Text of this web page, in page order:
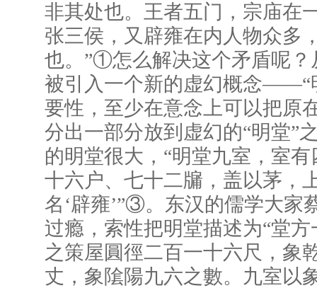
非其处也。王者五门，宗庙在
张三侯，又辟雍在内人物众多
也。”①怎么解决这个矛盾呢？
被引入一个新的虚幻概念——“
要性，至少在意念上可以把原
分出一部分放到虚幻的“明堂”
的明堂很大，“明堂九室，室
十六户、七十二牖，盖以茅，
名‘辟雍’”③。东汉的儒学大家
过瘾，索性把明堂描述为“堂
之策屋圓徑二百一十六尺，象
丈，象隂陽九六之數。九室以